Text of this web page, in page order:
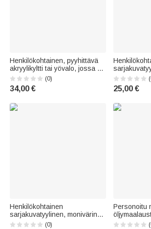
Henkilökohtainen, pyyhittävä
akryylikyltti tai yövalo, jossa on
koulun aikataulu ja
otsikkoteksti, valkotaulutussi
sekä puinen jalusta –
(0)
34,00 €
nopeasti
rantapyyhe
perheelle
25,00 €
Henkilökohtainen
sarjakuvatyylinen, monivärinen
korduroi-reppu, jossa on
(0)
Personoitu